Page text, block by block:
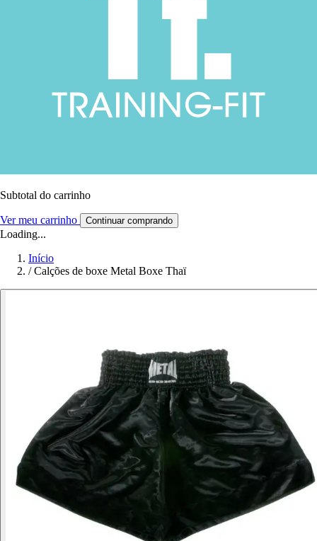
Subtotal do carrinho
Ver meu carrinho Continuar comprando
Loading...
Início
/ Calções de boxe Metal Boxe Thaï